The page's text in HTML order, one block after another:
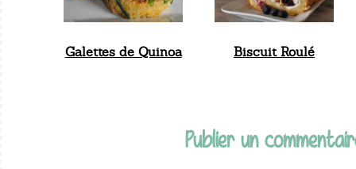
Galettes de Quinoa Biscuit Roulé
Publier un